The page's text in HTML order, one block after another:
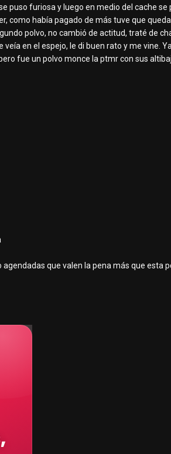
puso furiosa y luego en medio del cache se
como había pagado de más tuve que
polvo, no cambió de actitud, traté de
en el espejo, le di buen rato y me vine.
fue un polvo monce la ptmr con sus
que valen la pena más que esta